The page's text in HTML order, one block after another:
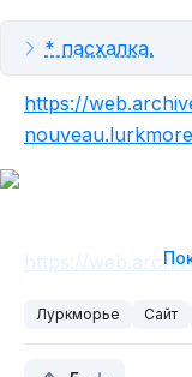
* пасхалка.
https://
https://
Луркморье Сайт